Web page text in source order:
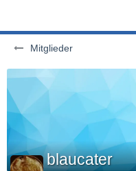
Mitglieder
blaucater